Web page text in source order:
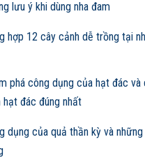
lưu ý khi dùng nha đam
hợp 12 cây cảnh dễ trồng tại
phá công dụng của hạt đác và
hạt đác đúng nhất
dụng của quả thần kỳ và